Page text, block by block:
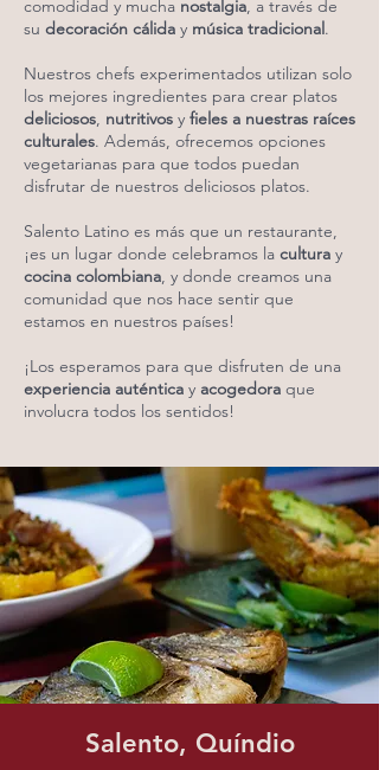
comodidad y mucha nostalgia, a través de
su decoración cálida y música tradicional.
Nuestros chefs experimentados utilizan solo
los mejores ingredientes para crear platos
deliciosos, nutritivos y fieles a nuestras raíces
culturales. Además, ofrecemos opciones
vegetarianas para que todos puedan
disfrutar de nuestros deliciosos platos.
Salento Latino es más que un restaurante,
¡es un lugar donde celebramos la cultura y
cocina colombiana, y donde creamos una
comunidad que nos hace sentir que
estamos en nuestros países!
¡Los esperamos para que disfruten de una
experiencia auténtica y acogedora que
involucra todos los sentidos!
Salento, Quíndio